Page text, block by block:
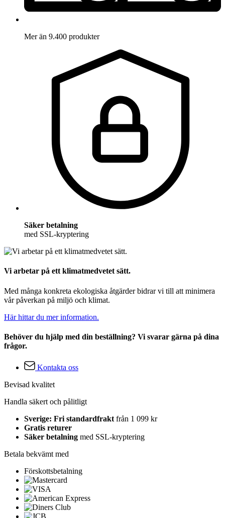
Mer än 9.400 produkter
Säker betalning
med SSL-kryptering
Vi arbetar på ett klimatmedvetet sätt.
Med många konkreta ekologiska åtgärder bidrar vi till att minimera
vår påverkan på miljö och klimat.
Här hittar du mer information.
Behöver du hjälp med din beställning? Vi svarar gärna på dina
frågor.
Kontakta oss
Bevisad kvalitet
Handla säkert och pålitligt
Sverige: Fri standardfrakt från 1 099 kr
Gratis returer
Säker betalning med SSL-kryptering
Betala bekvämt med
Förskottsbetalning